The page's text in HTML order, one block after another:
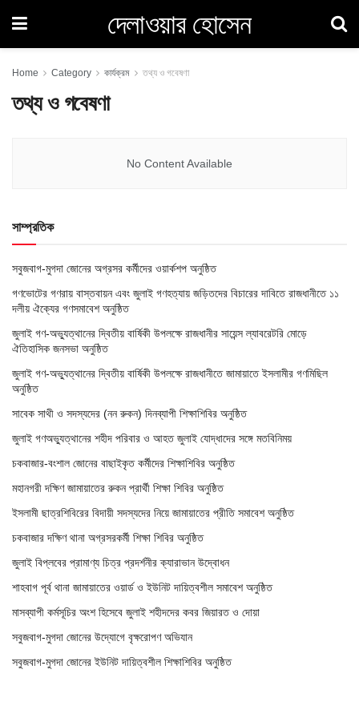
দেলাওয়ার হোসেন
Home Category কার্যক্রম তথ্য ও গবেষণা
তথ্য ও গবেষণা
No Content Available
সাম্প্রতিক
সবুজবাগ-মুগদা জোনের অগ্রসর কর্মীদের ওয়ার্কশপ অনুষ্ঠিত
গণভোটের গণরায় বাস্তবায়ন এবং জুলাই গণহত্যায় জড়িতদের বিচারের দাবিতে রাজধানীতে ১১
দলীয় ঐক্যের গণসমাবেশ অনুষ্ঠিত
জুলাই গণ-অভ্যুত্থানের দ্বিতীয় বার্ষিকী উপলক্ষে রাজধানীর সায়েন্স ল্যাবরেটরি মোড়ে
ঐতিহাসিক জনসভা অনুষ্ঠিত
জুলাই গণ-অভ্যুত্থানের দ্বিতীয় বার্ষিকী উপলক্ষে রাজধানীতে জামায়াতে ইসলামীর গণমিছিল
অনুষ্ঠিত
সাবেক সাথী ও সদস্যদের (নন রুকন) দিনব্যাপী শিক্ষাশিবির অনুষ্ঠিত
জুলাই গণঅভ্যুত্থানের শহীদ পরিবার ও আহত জুলাই যোদ্ধাদের সঙ্গে মতবিনিময়
চকবাজার-বংশাল জোনের বাছাইকৃত কর্মীদের শিক্ষাশিবির অনুষ্ঠিত
মহানগরী দক্ষিণ জামায়াতের রুকন প্রার্থী শিক্ষা শিবির অনুষ্ঠিত
ইসলামী ছাত্রশিবিরের বিদায়ী সদস্যদের নিয়ে জামায়াতের প্রীতি সমাবেশ অনুষ্ঠিত
চকবাজার দক্ষিণ থানা অগ্রসরকর্মী শিক্ষা শিবির অনুষ্ঠিত
জুলাই বিপ্লবের প্রামাণ্য চিত্র প্রদর্শনীর ক্যারাভান উদ্বোধন
শাহবাগ পূর্ব থানা জামায়াতের ওয়ার্ড ও ইউনিট দায়িত্বশীল সমাবেশ অনুষ্ঠিত
মাসব্যাপী কর্মসূচির অংশ হিসেবে জুলাই শহীদদের কবর জিয়ারত ও দোয়া
সবুজবাগ-মুগদা জোনের উদ্যোগে বৃক্ষরোপণ অভিযান
সবুজবাগ-মুগদা জোনের ইউনিট দায়িত্বশীল শিক্ষাশিবির অনুষ্ঠিত